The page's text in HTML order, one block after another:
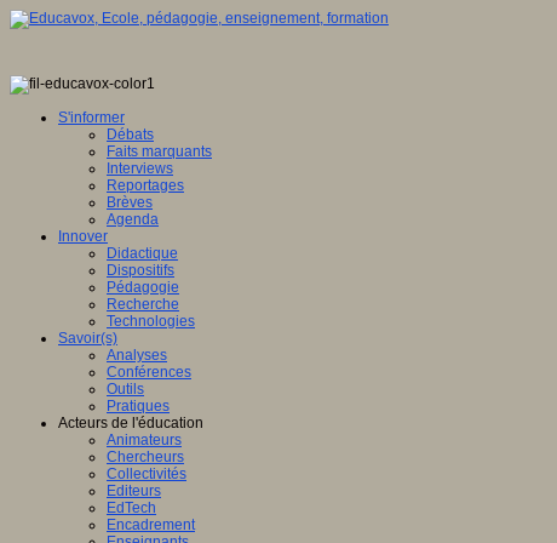
S'informer
Débats
Faits marquants
Interviews
Reportages
Brèves
Agenda
Innover
Didactique
Dispositifs
Pédagogie
Recherche
Technologies
Savoir(s)
Analyses
Conférences
Outils
Pratiques
Acteurs de l'éducation
Animateurs
Chercheurs
Collectivités
Editeurs
EdTech
Encadrement